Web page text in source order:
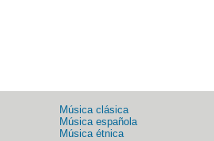
Música clásica
Música española
Música étnica